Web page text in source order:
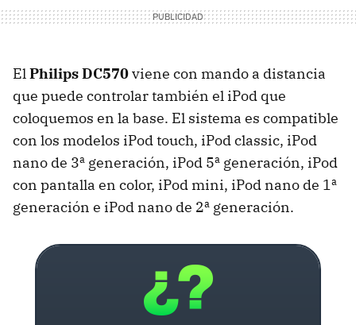
ElPhilips DC570viene con mando a distancia
que puede controlar también el iPod que
coloquemos en la base. El sistema es compatible
con los modelos iPod touch, iPod classic, iPod
nano de 3ª generación, iPod 5ª generación, iPod
con pantalla en color, iPod mini, iPod nano de 1ª
generación e iPod nano de 2ª generación.